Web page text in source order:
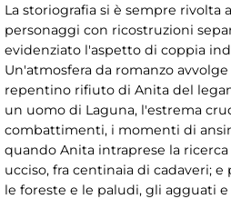
La storiografia si è sempre rivolta
personaggi con ricostruzioni
evidenziato l'aspetto di coppia
Un'atmosfera da romanzo
repentino rifiuto di Anita del
un uomo di Laguna, l'estrema
combattimenti, i momenti di
quando Anita intraprese la
ucciso, fra centinaia di cadaveri;
le foreste e le paludi, gli agguati